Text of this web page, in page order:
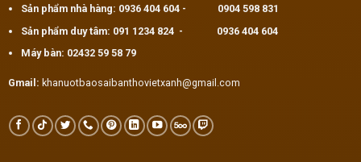
Sản phẩm nhà hàng: 0936 404 604- 0904 598 831
Sản phẩm duy tâm: 091 1234 824 -
0936 404 604
Máy bàn: 02432 59 58 79
Gmail: khanuotbaosaibanthovietxanh@gmail.com